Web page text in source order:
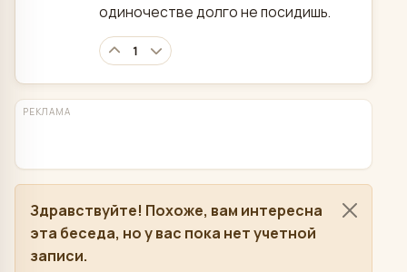
одиночестве долго не посидишь.
1
РЕКЛАМА
Здравствуйте! Похоже, вам интересна
эта беседа, но у вас пока нет учетной
записи.